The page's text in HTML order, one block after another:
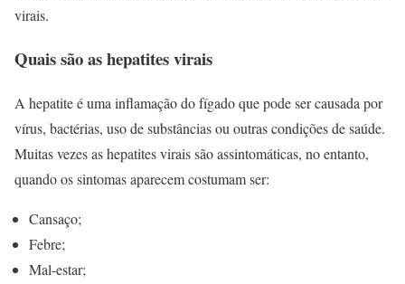
virais.
Quais são as hepatites virais
A hepatite é uma inflamação do fígado que pode ser causada por
vírus, bactérias, uso de substâncias ou outras condições de saúde.
Muitas vezes as hepatites virais são assintomáticas, no entanto,
quando os sintomas aparecem costumam ser:
Cansaço;
Febre;
Mal-estar;